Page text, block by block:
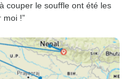
couper le souffle ont été les
moi !”